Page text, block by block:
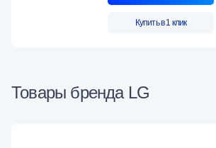
Купить в 1 клик
Товары бренда LG